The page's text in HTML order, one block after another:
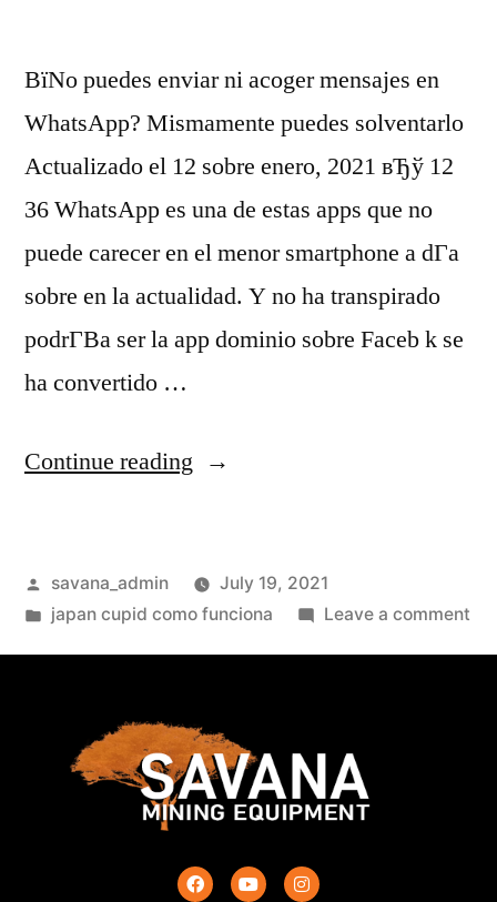
ВїNo puedes enviar ni acoger mensajes en
WhatsApp? Mismamente puedes solventarlo
Actualizado el 12 sobre enero, 2021 вЂў 12
36 WhatsApp es una de estas apps que no
puede carecer en el menor smartphone a dГ­a
sobre en la actualidad. Y no ha transpirado
podrГ­В­a ser la app dominio sobre Faceb k se
ha convertido …
Continue reading
savana_admin
July 19, 2021
japan cupid como funciona
Leave a comment